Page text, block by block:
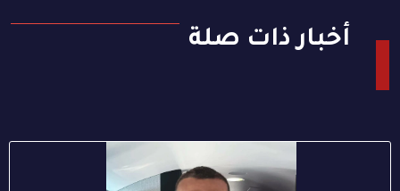
أخبار ذات صلة